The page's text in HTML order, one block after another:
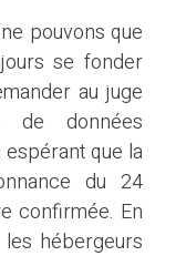
pouvons que
se fonder
au juge
de données
que la
du 24
confirmée. En
hébergeurs